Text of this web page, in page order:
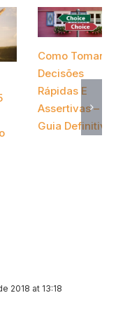
Como Tomar
Decisões
Rápidas E
Assertivas – O
Guia Definitivo
2018 at 13:18